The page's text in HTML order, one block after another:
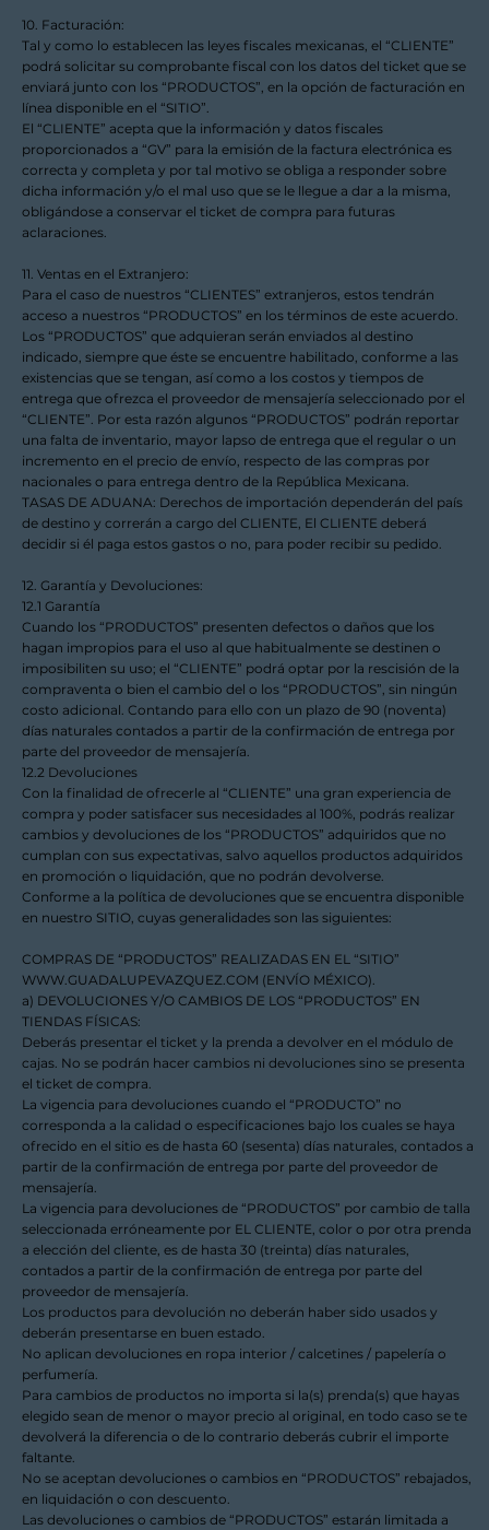
10. Facturación:
Tal y como lo establecen las leyes fiscales mexicanas, el “CLIENTE”
podrá solicitar su comprobante fiscal con los datos del ticket que se
enviará junto con los “PRODUCTOS”, en la opción de facturación en
línea disponible en el “SITIO”.
El “CLIENTE” acepta que la información y datos fiscales
proporcionados a “GV” para la emisión de la factura electrónica es
correcta y completa y por tal motivo se obliga a responder sobre
dicha información y/o el mal uso que se le llegue a dar a la misma,
obligándose a conservar el ticket de compra para futuras
aclaraciones.
11. Ventas en el Extranjero:
Para el caso de nuestros “CLIENTES” extranjeros, estos tendrán
acceso a nuestros “PRODUCTOS” en los términos de este acuerdo.
Los “PRODUCTOS” que adquieran serán enviados al destino
indicado, siempre que éste se encuentre habilitado, conforme a las
existencias que se tengan, así como a los costos y tiempos de
entrega que ofrezca el proveedor de mensajería seleccionado por el
“CLIENTE”. Por esta razón algunos “PRODUCTOS” podrán reportar
una falta de inventario, mayor lapso de entrega que el regular o un
incremento en el precio de envío, respecto de las compras por
nacionales o para entrega dentro de la República Mexicana.
TASAS DE ADUANA: Derechos de importación dependerán del país
de destino y correrán a cargo del CLIENTE, El CLIENTE deberá
decidir si él paga estos gastos o no, para poder recibir su pedido.
12. Garantía y Devoluciones:
12.1 Garantía
Cuando los “PRODUCTOS” presenten defectos o daños que los
hagan impropios para el uso al que habitualmente se destinen o
imposibiliten su uso; el “CLIENTE” podrá optar por la rescisión de la
compraventa o bien el cambio del o los “PRODUCTOS”, sin ningún
costo adicional. Contando para ello con un plazo de 90 (noventa)
días naturales contados a partir de la confirmación de entrega por
parte del proveedor de mensajería.
12.2 Devoluciones
Con la finalidad de ofrecerle al “CLIENTE” una gran experiencia de
compra y poder satisfacer sus necesidades al 100%, podrás realizar
cambios y devoluciones de los “PRODUCTOS” adquiridos que no
cumplan con sus expectativas, salvo aquellos productos adquiridos
en promoción o liquidación, que no podrán devolverse.
Conforme a la política de devoluciones que se encuentra disponible
en nuestro SITIO, cuyas generalidades son las siguientes:
COMPRAS DE “PRODUCTOS” REALIZADAS EN EL “SITIO”
WWW.GUADALUPEVAZQUEZ.COM (ENVÍO MÉXICO).
a) DEVOLUCIONES Y/O CAMBIOS DE LOS “PRODUCTOS” EN
TIENDAS FÍSICAS:
Deberás presentar el ticket y la prenda a devolver en el módulo de
cajas. No se podrán hacer cambios ni devoluciones sino se presenta
el ticket de compra.
La vigencia para devoluciones cuando el “PRODUCTO” no
corresponda a la calidad o especificaciones bajo los cuales se haya
ofrecido en el sitio es de hasta 60 (sesenta) días naturales, contados a
partir de la confirmación de entrega por parte del proveedor de
mensajería.
La vigencia para devoluciones de “PRODUCTOS” por cambio de talla
seleccionada erróneamente por EL CLIENTE, color o por otra prenda
a elección del cliente, es de hasta 30 (treinta) días naturales,
contados a partir de la confirmación de entrega por parte del
proveedor de mensajería.
Los productos para devolución no deberán haber sido usados y
deberán presentarse en buen estado.
No aplican devoluciones en ropa interior / calcetines / papelería o
perfumería.
Para cambios de productos no importa si la(s) prenda(s) que hayas
elegido sean de menor o mayor precio al original, en todo caso se te
devolverá la diferencia o de lo contrario deberás cubrir el importe
faltante.
No se aceptan devoluciones o cambios en “PRODUCTOS” rebajados,
en liquidación o con descuento.
Las devoluciones o cambios de “PRODUCTOS” estarán limitada a